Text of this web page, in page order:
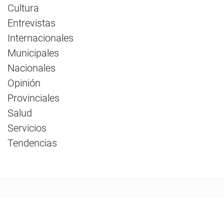
Cultura
Entrevistas
Internacionales
Municipales
Nacionales
Opinión
Provinciales
Salud
Servicios
Tendencias